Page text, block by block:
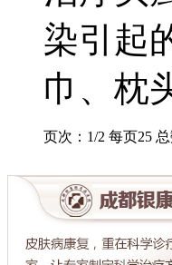
染引起
巾、枕
页次：1/2 每页25